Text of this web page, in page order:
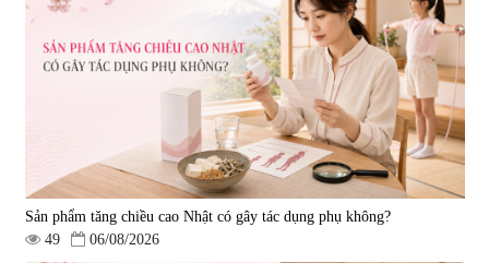
580.000 đ 1.570.000 đ
Sản phẩm tăng chiều cao Nhật có gây tác dụng phụ không?
49
06/08/2026